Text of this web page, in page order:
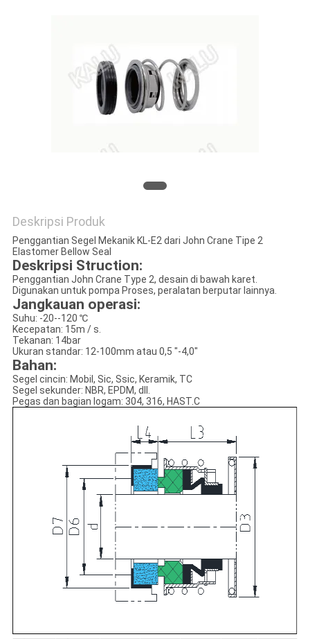
Deskripsi Produk
Penggantian Segel Mekanik KL-E2 dari John Crane Tipe 2
Elastomer Bellow Seal
Deskripsi Struction:
Penggantian John Crane Type 2, desain di bawah karet.
Digunakan untuk pompa Proses, peralatan berputar lainnya.
Jangkauan operasi:
Suhu: -20--120 ℃
Kecepatan: 15m / s.
Tekanan: 14bar
Ukuran standar: 12-100mm atau 0,5 "-4,0"
Bahan:
Segel cincin: Mobil, Sic, Ssic, Keramik, TC
Segel sekunder: NBR, EPDM, dll.
Pegas dan bagian logam: 304, 316, HAST.C